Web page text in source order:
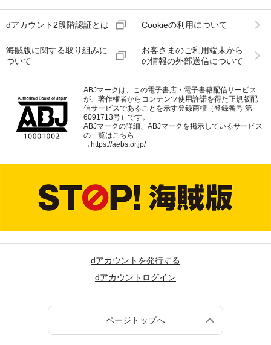
dアカウント2段階認証とは Cookieの利用について
海賊版に関する取り組みに
ついて
お客さまのご利用端末から
の情報の外部送信について
ABJマークは、この電子書店・電子書籍配信サービス
が、著作権者からコンテンツ使用許諾を得た正規版配
信サービスであることを示す登録商標（登録番号 第
6091713号）です。
ABJマークの詳細、ABJマークを掲示しているサービス
の一覧はこちら
→ https://aebs.or.jp/
dアカウントを発行する
dアカウントログイン
ページトップへ